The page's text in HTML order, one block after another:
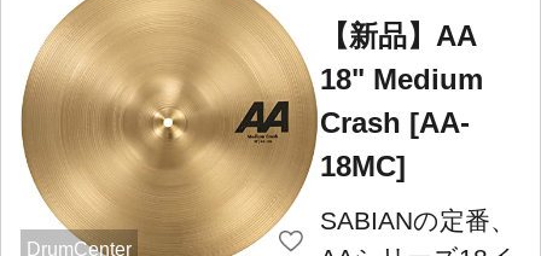
DrumCenter
【新品】AA
18" Medium
Crash [AA-
18MC]
SABIANの定番、